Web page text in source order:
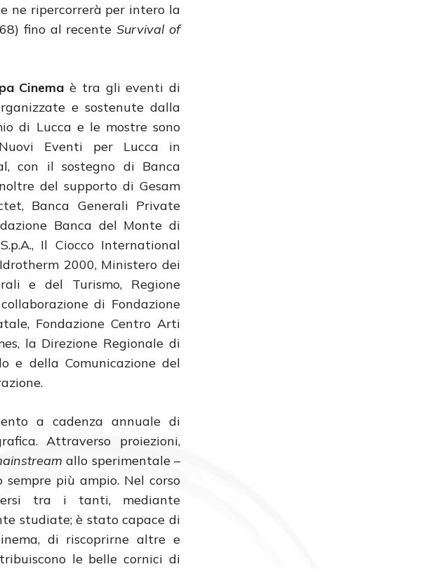
ne ripercorrerà per intero la
fino al recenteSurvival of
Cinema è tra gli eventi di
e sostenute dalla
di Lucca e le mostre sono
Eventi per Lucca in
con il sostegno di Banca
del supporto di Gesam
Banca Generali Private
Banca del Monte di
Il Ciocco International
2000, Ministero dei
e del Turismo, Regione
di Fondazione
Fondazione Centro Arti
la Direzione Regionale di
e della Comunicazione del
a cadenza annuale di
Attraverso proiezioni,
allo sperimentale –
più ampio. Nel corso
tra i tanti, mediante
studiate; è stato capace di
di riscoprirne altre e
le belle cornici di